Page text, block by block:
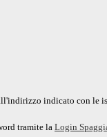
indicato con le
tramite la Login